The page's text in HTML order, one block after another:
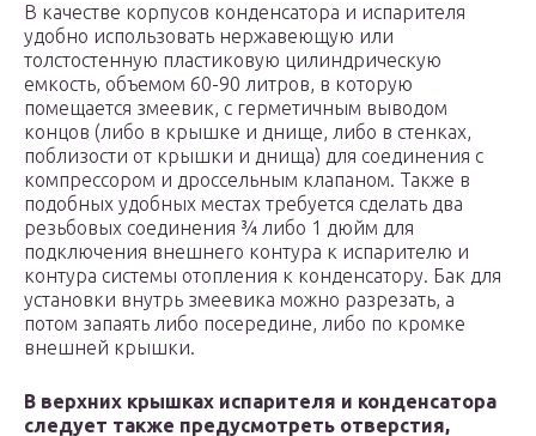
В качестве корпусов конденсатора и испарителя
удобно использовать нержавеющую или
толстостенную пластиковую цилиндрическую
емкость, объемом 60-90 литров, в которую
помещается змеевик, с герметичным выводом
концов (либо в крышке и днище, либо в стенках,
поблизости от крышки и днища) для соединения с
компрессором и дроссельным клапаном. Также в
подобных удобных местах требуется сделать два
резьбовых соединения ¾ либо 1 дюйм для
подключения внешнего контура к испарителю и
контура системы отопления к конденсатору. Бак для
установки внутрь змеевика можно разрезать, а
потом запаять либо посередине, либо по кромке
внешней крышки.
В верхних крышках испарителя и конденсатора
следует также предусмотреть отверстия,